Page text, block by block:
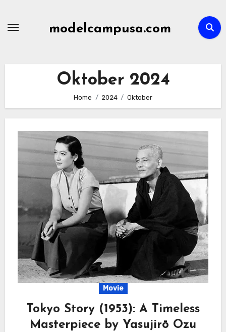
modelcampusa.com
Oktober 2024
Home 2024 Oktober
Movie
Tokyo Story (1953): A Timeless
Masterpiece by Yasujirō Ozu